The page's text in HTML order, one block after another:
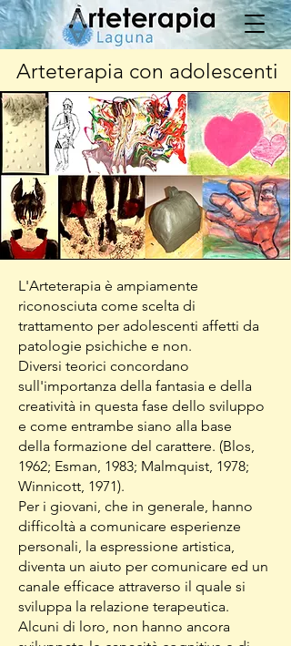
Arteterapia con adolescenti
L'Arteterapia è ampiamente
riconosciuta come scelta di
trattamento per adolescenti affetti da
patologie psichiche e non.
Diversi teorici concordano
sull'importanza della fantasia e della
creatività in questa fase dello sviluppo
e come entrambe siano alla base
della formazione del carattere. (Blos,
1962; Esman, 1983; Malmquist, 1978;
Winnicott, 1971).
Per i giovani, che in generale, hanno
difficoltà a comunicare esperienze
personali, la espressione artistica,
diventa un aiuto per comunicare ed un
canale efficace attraverso il quale si
sviluppa la relazione terapeutica.
Alcuni di loro, non hanno ancora